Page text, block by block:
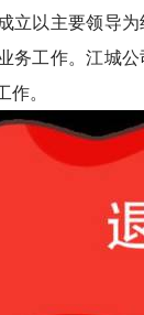
立以主要领导
务工作。江城
。